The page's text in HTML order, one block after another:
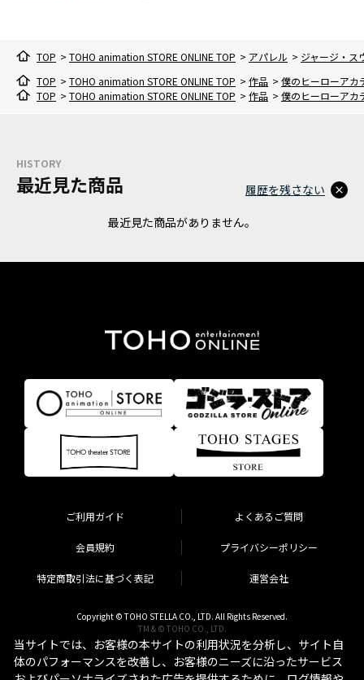
TOP > TOHO animation STORE ONLINE TOP > アパレル > ジャージ・ス
TOP > TOHO animation STORE ONLINE TOP > 作品 > 僕のヒーローアカ
TOP > TOHO animation STORE ONLINE TOP > 作品 > 僕のヒーローアカ
HISTORY
最近見た商品
最近見た商品がありません。
履歴を残さない
ご利用ガイド よくあるご質問
会員規約 プライバシーポリシー
特定商取引法に基づく表記 運営会社
Copyright © TOHO STELLA CO., LTD. All Rights Reserved.
TM & © TOHO CO., LTD.
当サイトでは、お客様の本サイトの利用状況を分析し、サイト自
体のパフォーマンスを改善し、お客様のニーズに沿ったサービス